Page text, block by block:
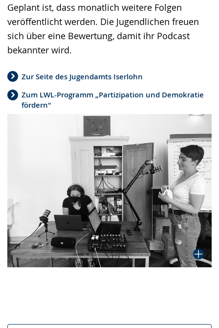
Geplant ist, dass monatlich weitere Folgen
veröffentlicht werden. Die Jugendlichen freuen
sich über eine Bewertung, damit ihr Podcast
bekannter wird.
Zur Seite des Jugendamts Iserlohn
Zum LWL-Programm „Partizipation und Demokratie
fördern"